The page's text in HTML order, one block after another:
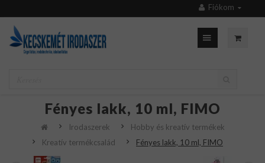
Fiókom
Fényes lakk, 10 ml, FIMO
Irodaszerek
Hobby és kreatív termékek
Kreatív termékcsalád
Fényes lakk, 10 ml, FIMO